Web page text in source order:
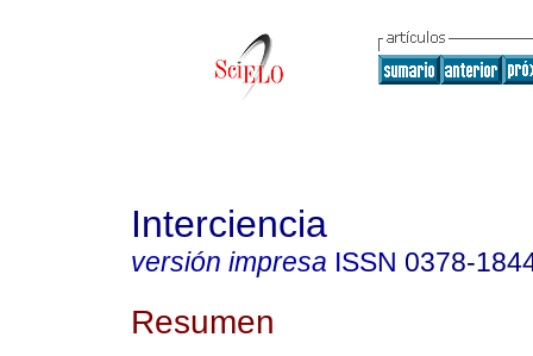
Interciencia
versión impresa ISSN 0378-
Resumen